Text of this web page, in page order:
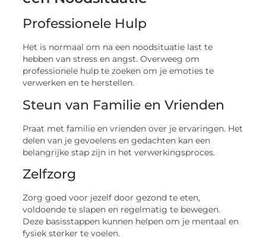
Professionele Hulp
Het is normaal om na een noodsituatie last te
hebben van stress en angst. Overweeg om
professionele hulp te zoeken om je emoties te
verwerken en te herstellen.
Steun van Familie en Vrienden
Praat met familie en vrienden over je ervaringen. Het
delen van je gevoelens en gedachten kan een
belangrijke stap zijn in het verwerkingsproces.
Zelfzorg
Zorg goed voor jezelf door gezond te eten,
voldoende te slapen en regelmatig te bewegen.
Deze basisstappen kunnen helpen om je mentaal en
fysiek sterker te voelen.